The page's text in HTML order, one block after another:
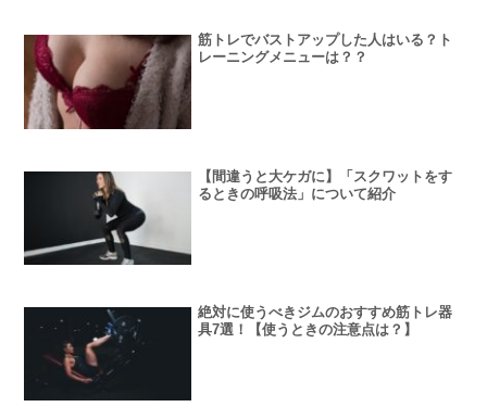
筋トレでバストアップした人はいる？ト
レーニングメニューは？？
【間違うと大ケガに】「スクワットをす
るときの呼吸法」について紹介
絶対に使うべきジムのおすすめ筋トレ器
具7選！【使うときの注意点は？】